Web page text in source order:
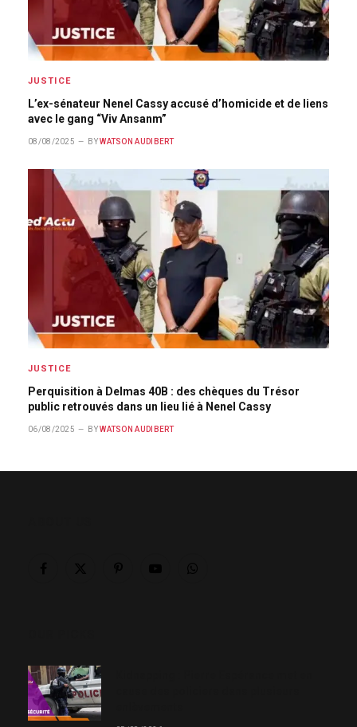
JUSTICE
L’ex-sénateur Nenel Cassy accusé d’homicide et de liens
avec le gang “Viv Ansanm”
08/08/2025 BY WATSON AUDIBERT
JUSTICE
Perquisition à Delmas 40B : des chèques du Trésor
public retrouvés dans un lieu lié à Nenel Cassy
06/08/2025 BY WATSON AUDIBERT